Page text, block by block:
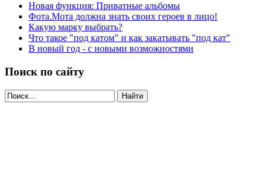
Новая функция: Приватные альбомы
Фота.Мота должна знать своих героев в лицо!
Какую марку выбрать?
Что такое "под катом" и как закатывать "под кат"
В новый год - с новыми возможностями
Поиск по сайту
Найти